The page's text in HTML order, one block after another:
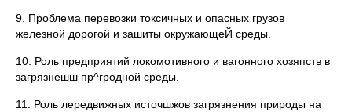
9. Проблема перевозки токсичных и опасных грузов
железной дорогой и зашиты окружающеЙ среды.
10. Роль предприятий локомотивного и вагонного хозяпств в
загрязнешш пр^гродной среды.
11. Роль лередвижных источшжов загрязнения природы на